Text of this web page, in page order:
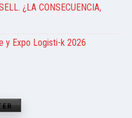
¿LA CONSECUENCIA,
y Expo Logisti-k 2026